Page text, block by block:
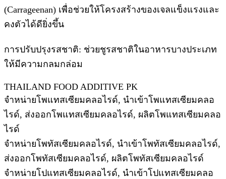
(Carrageenan) เพื่อช่วยให้โครงสร้างของเจลแข็งแรงและ
คงตัวได้ดียิ่งขึ้น
การปรับปรุงรสชาติ: ช่วยชูรสชาติในอาหารบางประเภท
ให้มีความกลมกล่อม
THAILAND FOOD ADDITIVE PK
จำหน่ายโพแทสเซียมคลอไรด์, นำเข้าโพแทสเซียมคลอ
ไรด์, ส่งออกโพแทสเซียมคลอไรด์, ผลิตโพแทสเซียมคลอ
ไรด์
จำหน่ายโพทัสเซียมคลอไรด์, นำเข้าโพทัสเซียมคลอไรด์,
ส่งออกโพทัสเซียมคลอไรด์, ผลิตโพทัสเซียมคลอไรด์
จำหน่ายโปแทสเซียมคลอไรด์, นำเข้าโปแทสเซียมคลอ